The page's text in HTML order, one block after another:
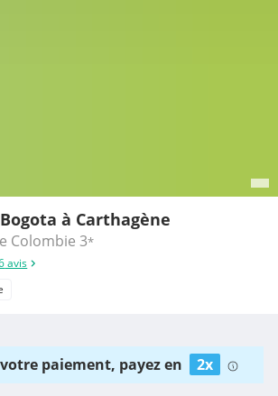
à Carthagène
Colombie 3*
avis
paiement, payez en 2x